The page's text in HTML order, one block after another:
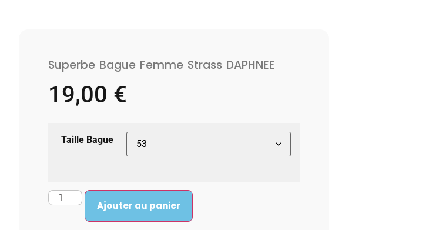
Superbe Bague Femme Strass DAPHNEE
19,00 €
Taille Bague
Ajouter au panier